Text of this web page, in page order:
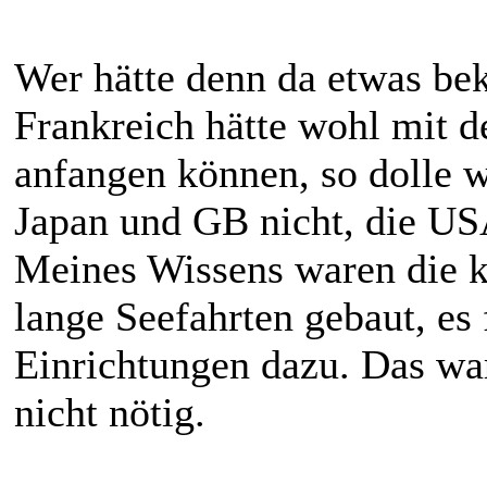
Wer hätte denn da etwas
Frankreich hätte wohl mit
anfangen können, so dolle
Japan und GB nicht, die
Meines Wissens waren
lange Seefahrten gebaut,
Einrichtungen dazu. Das
nicht nötig.